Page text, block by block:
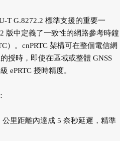
T G.8272.2 標準支援的重要一
版中定義了一致性的網路參考時鐘
）。cnPRTC 架構可在整個電信網
授時，即使在區域或整體 GNSS
ePRTC 授時精度。
里距離內達成 5 奈秒延遲，精準